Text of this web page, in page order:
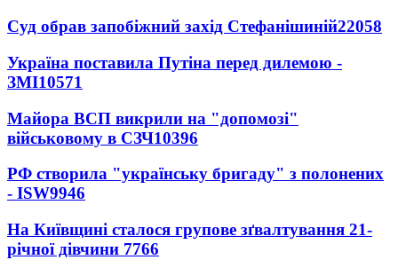
Суд обрав запобіжний захід Стефанішиній22058
Україна поставила Путіна перед дилемою -
ЗМІ10571
Майора ВСП викрили на "допомозі"
військовому в СЗЧ10396
РФ створила "українську бригаду" з полонених
- ISW9946
На Київщині сталося групове зґвалтування 21-
річної дівчини 7766